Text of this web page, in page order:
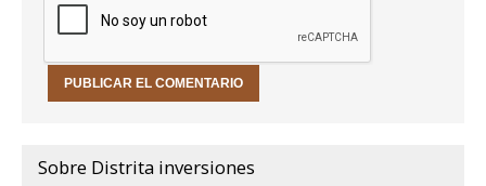
Sobre Distrita inversiones